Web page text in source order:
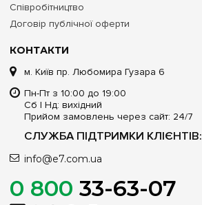
КОНТАКТИ
м. Київ пр. Любомира Гузара 6
Пн-Пт з 10:00 до 19:00
Сб | Нд: вихідний
Прийом замовлень через сайт: 24/7
СЛУЖБА ПІДТРИМКИ КЛІЄНТІВ:
info@e7.com.ua
0 800 33-63-07
Співробітництво
Договір публічної оферти